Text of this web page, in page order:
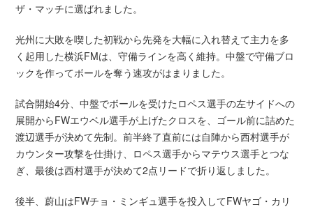
ザ・マッチに選ばれました。
光州に大敗を喫した初戦から先発を大幅に入れ替えて主力を多
く起用した横浜FMは、守備ラインを高く維持。中盤で守備ブロ
ックを作ってボールを奪う速攻がはまりました。
試合開始4分、中盤でボールを受けたロペス選手の左サイドへの
展開からFWエウベル選手が上げたクロスを、ゴール前に詰めた
渡辺選手が決めて先制。前半終了直前には自陣から西村選手が
カウンター攻撃を仕掛け、ロペス選手からマテウス選手とつな
ぎ、最後は西村選手が決めて2点リードで折り返しました。
後半、蔚山はFWチョ・ミンギュ選手を投入してFWヤゴ・カリ